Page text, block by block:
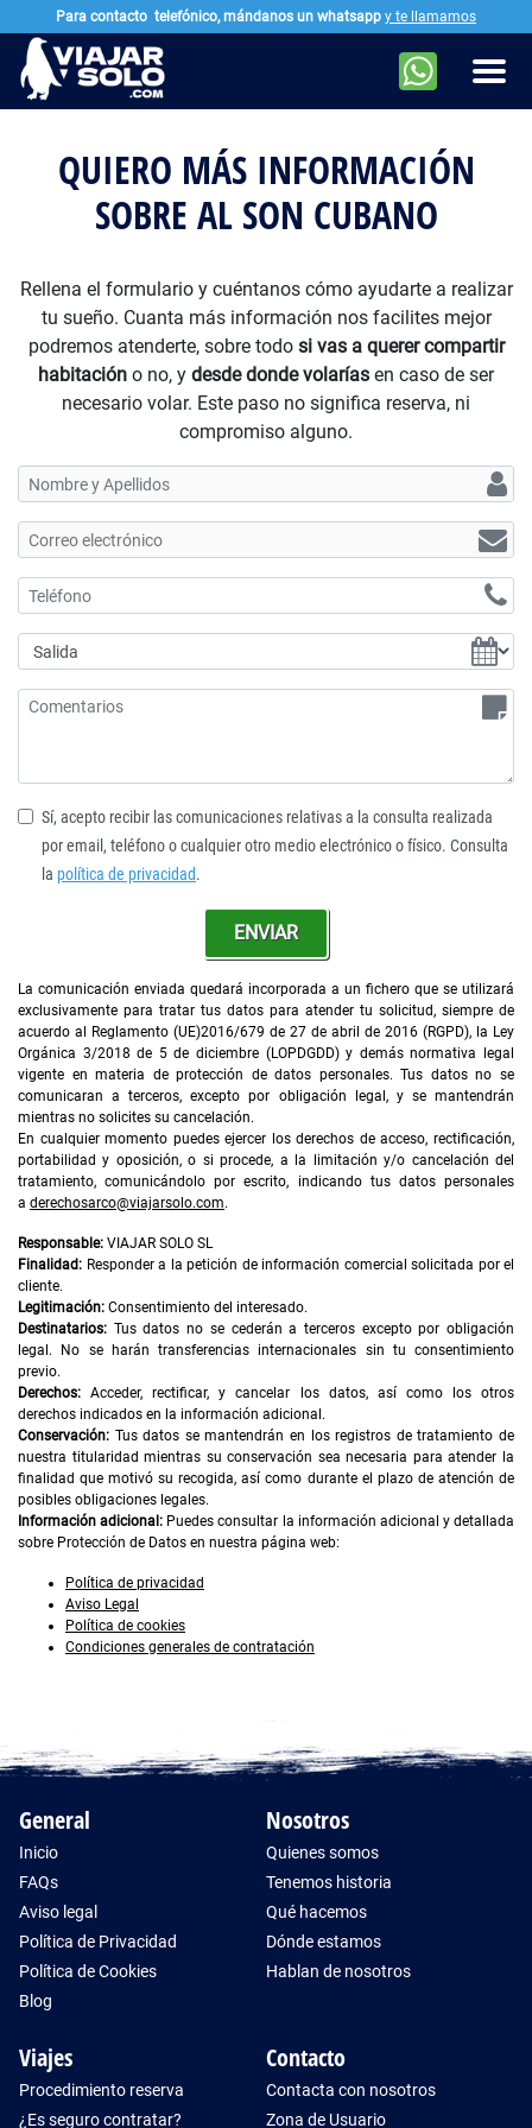
Ir al contenido principal
QUIERO MÁS INFORMACIÓN
SOBRE AL SON CUBANO
Rellena el formulario y cuéntanos cómo ayudarte a realizar
tu sueño. Cuanta más información nos facilites mejor
podremos atenderte, sobre todo si vas a querer compartir
habitación o no, y desde donde volarías en caso de ser
necesario volar. Este paso no significa reserva, ni
compromiso alguno.
Sí, acepto recibir las comunicaciones relativas a la consulta realizada
por email, teléfono o cualquier otro medio electrónico o físico. Consulta
la política de privacidad.
ENVIAR
La comunicación enviada quedará incorporada a un fichero que se utilizará
exclusivamente para tratar tus datos para atender tu solicitud, siempre de
acuerdo al Reglamento (UE)2016/679 de 27 de abril de 2016 (RGPD), la Ley
Orgánica 3/2018 de 5 de diciembre (LOPDGDD) y demás normativa legal
vigente en materia de protección de datos personales. Tus datos no se
comunicaran a terceros, excepto por obligación legal, y se mantendrán
mientras no solicites su cancelación.
En cualquier momento puedes ejercer los derechos de acceso, rectificación,
portabilidad y oposición, o si procede, a la limitación y/o cancelación del
tratamiento, comunicándolo por escrito, indicando tus datos personales
a derechosarco@viajarsolo.com.
Responsable: VIAJAR SOLO SL
Finalidad: Responder a la petición de información comercial solicitada por el
cliente.
Legitimación: Consentimiento del interesado.
Destinatarios: Tus datos no se cederán a terceros excepto por obligación
legal. No se harán transferencias internacionales sin tu consentimiento
previo.
Derechos: Acceder, rectificar, y cancelar los datos, así como los otros
derechos indicados en la información adicional.
Conservación: Tus datos se mantendrán en los registros de tratamiento de
nuestra titularidad mientras su conservación sea necesaria para atender la
finalidad que motivó su recogida, así como durante el plazo de atención de
posibles obligaciones legales.
Información adicional: Puedes consultar la información adicional y detallada
sobre Protección de Datos en nuestra página web:
Política de privacidad
Aviso Legal
Política de cookies
Condiciones generales de contratación
General
Inicio
FAQs
Aviso legal
Política de Privacidad
Política de Cookies
Blog
Nosotros
Quienes somos
Tenemos historia
Qué hacemos
Dónde estamos
Hablan de nosotros
Viajes
Procedimiento reserva
¿Es seguro contratar?
Contacto
Contacta con nosotros
Zona de Usuario
Para contacto telefónico, mándanos un whatsapp y te llamamos